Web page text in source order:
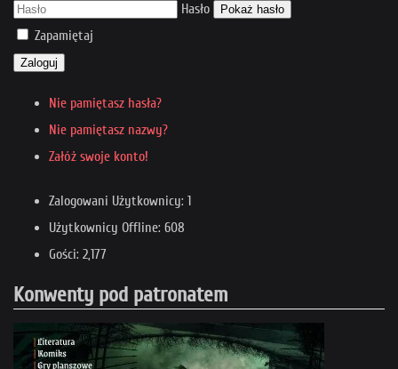
Hasło
Pokaż hasło
Zapamiętaj
Zaloguj
Nie pamiętasz hasła?
Nie pamiętasz nazwy?
Załóż swoje konto!
Zalogowani Użytkownicy: 1
Użytkownicy Offline: 608
Gości: 2,177
Konwenty pod patronatem